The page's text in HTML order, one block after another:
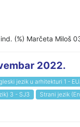
(%) Marčeta Miloš
2022.
jezik u arhitekturi 1 -
3 - SJ3 Strani jezik